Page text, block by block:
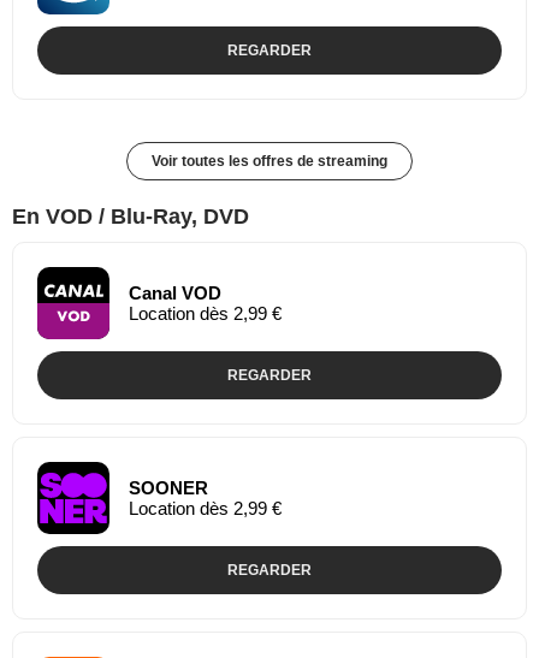
REGARDER
Voir toutes les offres de streaming
En VOD / Blu-Ray, DVD
Canal VOD
Location dès 2,99 €
REGARDER
SOONER
Location dès 2,99 €
REGARDER